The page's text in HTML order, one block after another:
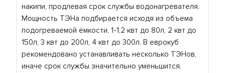
накипи, продлевая срок службы водонагревателя.
Мощность ТЭНа подбирается исходя из объема
подогреваемой ёмкости. 1-1,2 квт до 80л, 2 квт до
150л, 3 квт до 200л, 4 квт до 300л. В еврокуб
рекомендовано устанавливать несколько ТЭНов,
иначе срок службы значительно уменьшится.